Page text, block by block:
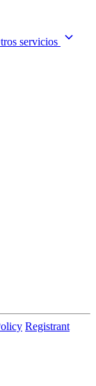
servicios
Registrant